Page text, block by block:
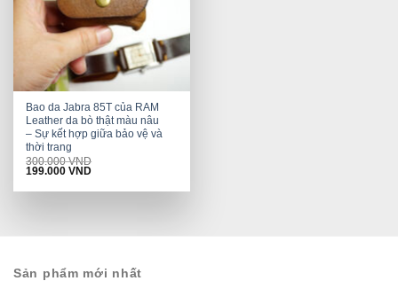
Bao da Jabra 85T của RAM
Leather da bò thật màu nâu
– Sự kết hợp giữa bảo vệ và
thời trang
300.000VND
Original
was:
199.000VNDCurrent
is:
Sản phẩm mới nhất